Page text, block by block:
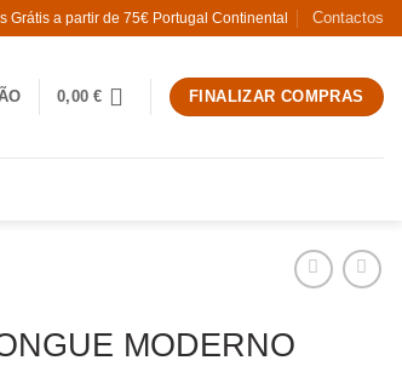
Grátis a partir de 75€ Portugal Continental Contactos
0,00€ FINALIZAR COMPRAS
MODERNO